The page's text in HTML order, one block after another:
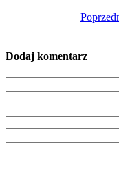
Dodaj komentarz